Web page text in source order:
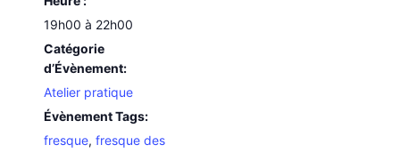
19h00 à 22h00
Catégorie
d’Évènement:
Atelier pratique
Évènement Tags:
fresque,fresque des